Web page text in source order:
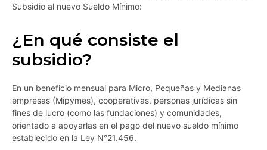
Subsidio al nuevo Sueldo Mínimo:
¿En qué consiste el
subsidio?
En un beneficio mensual para Micro, Pequeñas y Medianas
empresas (Mipymes), cooperativas, personas jurídicas sin
fines de lucro (como las fundaciones) y comunidades,
orientado a apoyarlas en el pago del nuevo sueldo mínimo
establecido en la Ley N°21.456.